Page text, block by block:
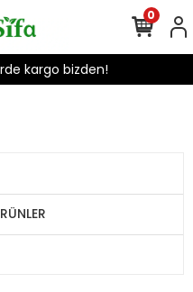
kargo bizden!
0